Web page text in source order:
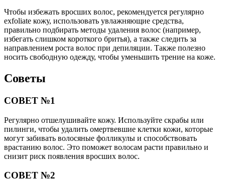
Чтобы избежать вросших волос, рекомендуется регулярно
exfoliate кожу, использовать увлажняющие средства,
правильно подбирать методы удаления волос (например,
избегать слишком короткого бритья), а также следить за
направлением роста волос при депиляции. Также полезно
носить свободную одежду, чтобы уменьшить трение на коже.
Советы
СОВЕТ №1
Регулярно отшелушивайте кожу. Используйте скрабы или
пилинги, чтобы удалить омертвевшие клетки кожи, которые
могут забивать волосяные фолликулы и способствовать
врастанию волос. Это поможет волосам расти правильно и
снизит риск появления вросших волос.
СОВЕТ №2